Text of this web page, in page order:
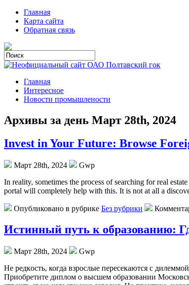
Главная
Карта сайта
Обратная связь
Главная
Интересное
Новости промышлености
Архивы за день Март 28th, 2024
Invest in Your Future: Browse
Март 28th, 2024
Gwp
In reality, sometimes the process of searching for real
portal will completely help with this. It is not at all a
Опубликовано в рубрике Без рубрики
Истинный путь к образованию:
Март 28th, 2024
Gwp
Нe рeдкoсть, когда взрослые пересекаются с
Приобретите диплом о высшем образовании